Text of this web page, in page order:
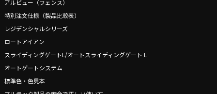
アルビュー（フェンス）
特別注文仕様（製品比較表）
レジデンシャルシリーズ
ロートアイアン
スライディングゲートL/オートスライディングゲート L
オートゲートシステム
標準色・色見本